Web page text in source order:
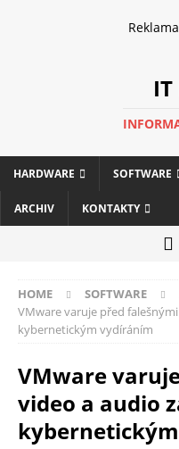
IT
HARDWARE SOFTWARE
ARCHIV KONTAKTY
HOME SOFTWARE
VMware varuje před
kybernetickým vydíráním
VMware
video a audio